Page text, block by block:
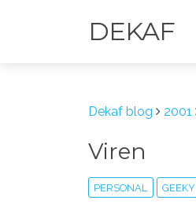
DEKAF
Dekaf blog 2001
Viren
PERSONAL GEEKY